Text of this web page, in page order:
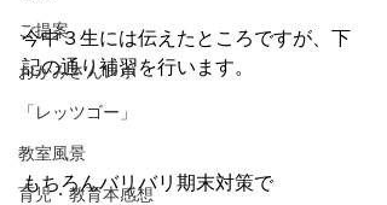
ご提案
おかみさんレポ
「レッツゴー」
教室風景
育児・教育本感想
今中３生には伝えたところですが、下
記の通り補習を行います。
もちろんバリバリ期末対策で